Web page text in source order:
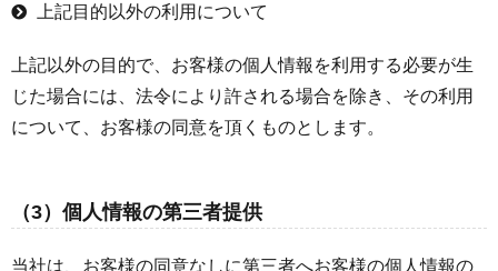
上記目的以外の利用について
上記以外の目的で、お客様の個人情報を利用する必要が生
じた場合には、法令により許される場合を除き、その利用
について、お客様の同意を頂くものとします。
（3）個人情報の第三者提供
当社は、お客様の同意なしに第三者へお客様の個人情報の